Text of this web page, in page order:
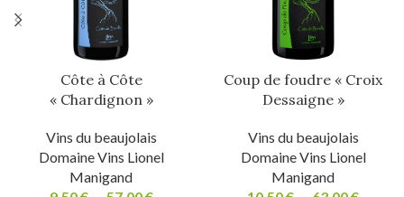
Côte à Côte
« Chardignon »
Vins du beaujolais
Domaine Vins Lionel
Manigand
Coup de foudre « Croix
Dessaigne »
Vins du beaujolais
Domaine Vins Lionel
Manigand